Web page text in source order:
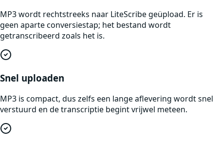
MP3 wordt rechtstreeks naar LiteScribe geüpload. Er is
geen aparte conversiestap; het bestand wordt
getranscribeerd zoals het is.
Snel uploaden
MP3 is compact, dus zelfs een lange aflevering wordt snel
verstuurd en de transcriptie begint vrijwel meteen.